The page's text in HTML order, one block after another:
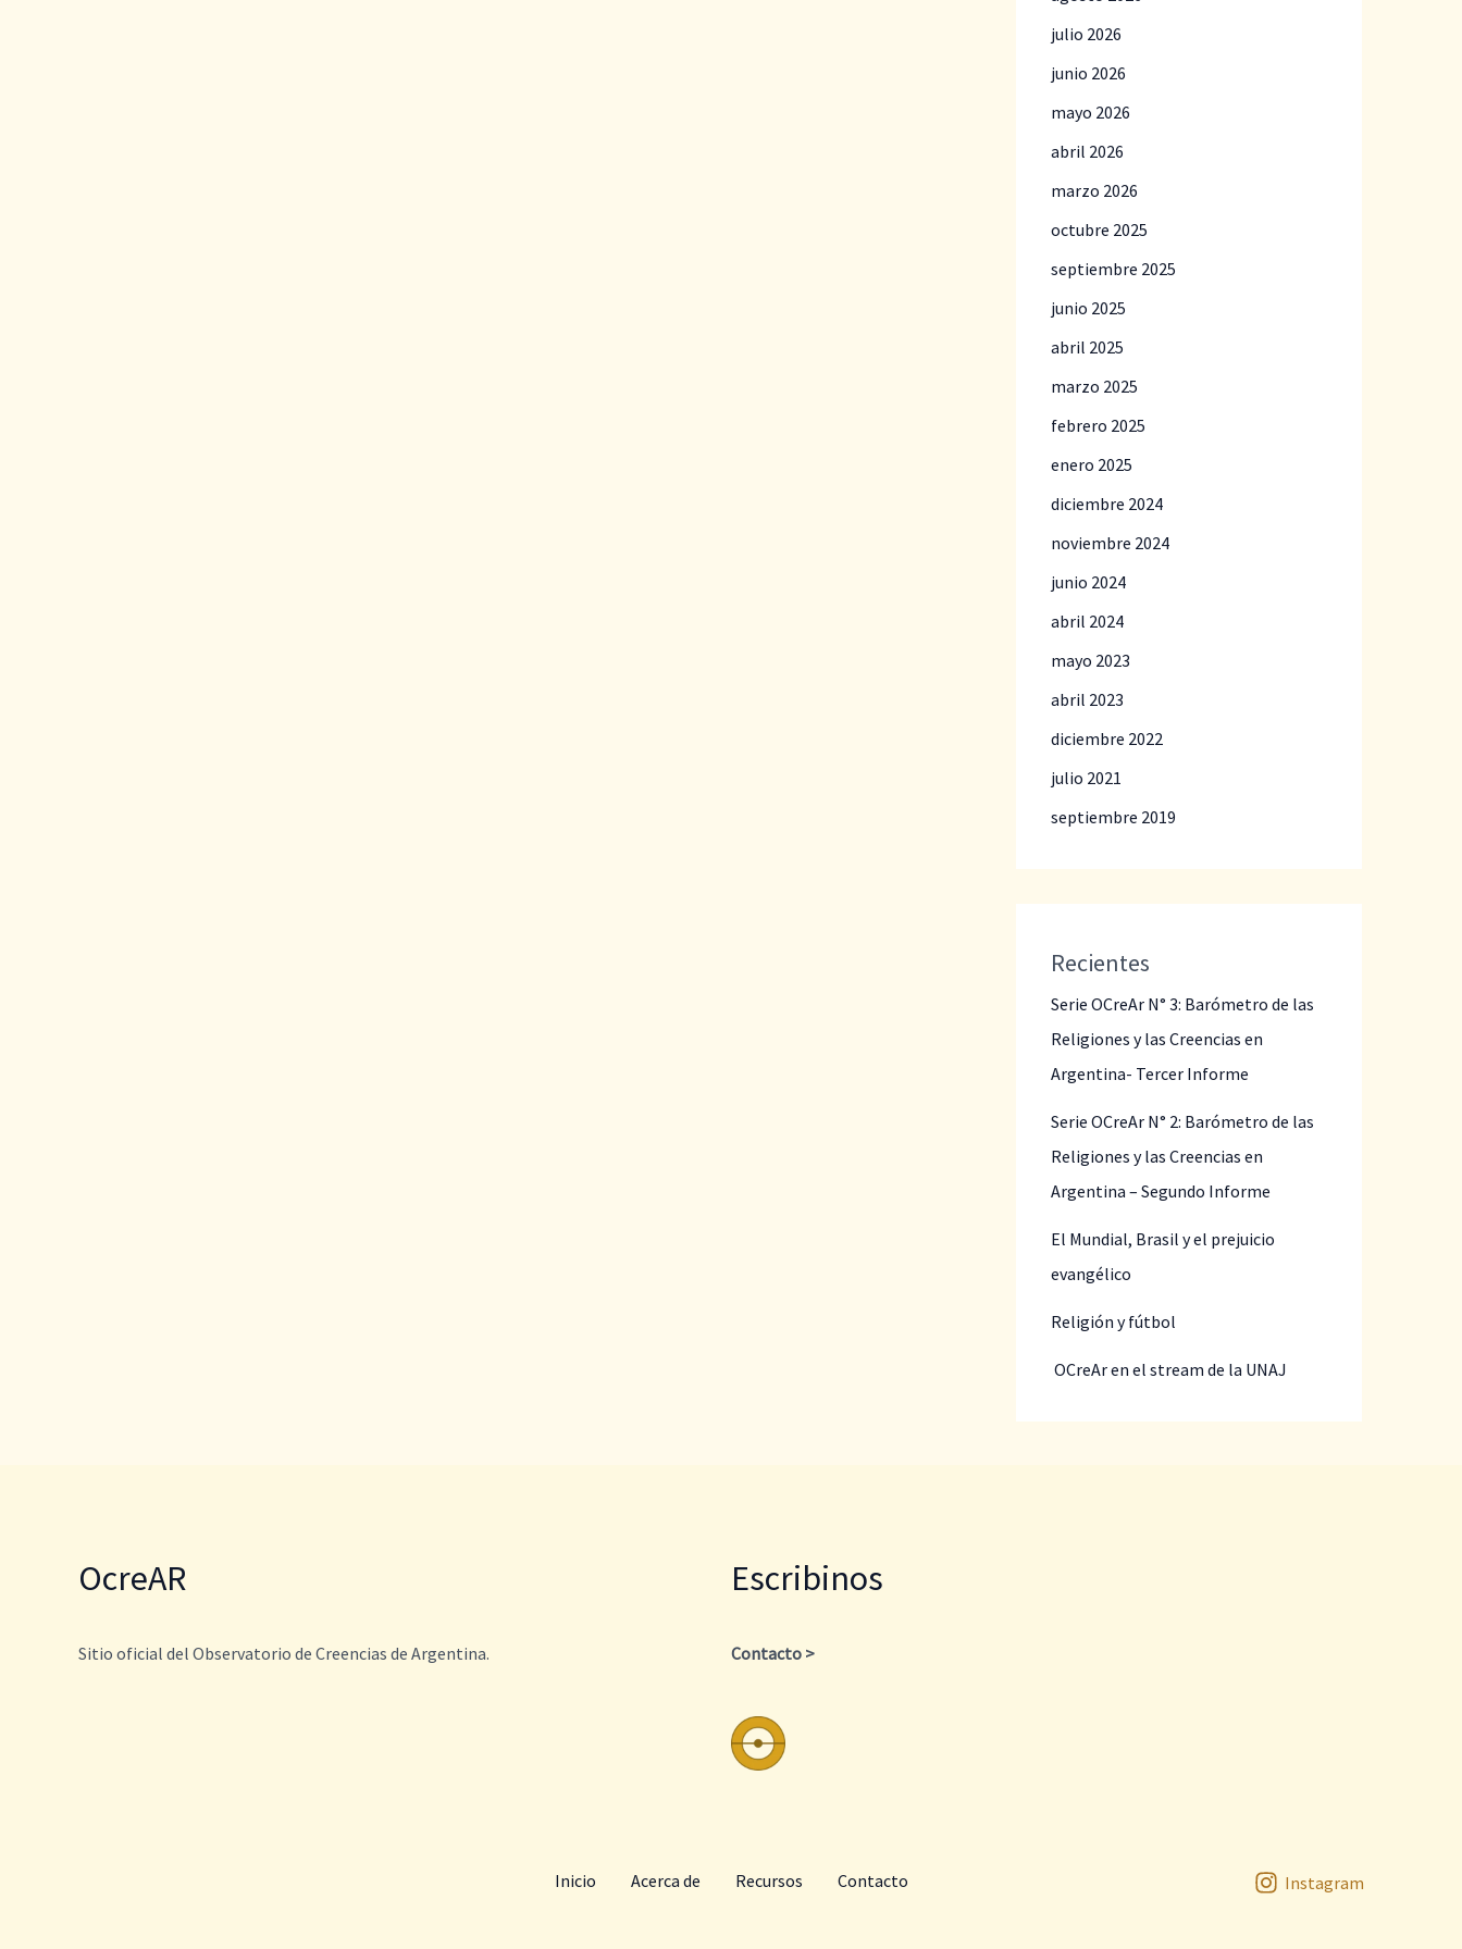
julio 2026
junio 2026
mayo 2026
abril 2026
marzo 2026
octubre 2025
septiembre 2025
junio 2025
abril 2025
marzo 2025
febrero 2025
enero 2025
diciembre 2024
noviembre 2024
junio 2024
abril 2024
mayo 2023
abril 2023
diciembre 2022
julio 2021
septiembre 2019
Recientes
Serie OCreAr N° 3: Barómetro de las
Religiones y las Creencias en
Argentina- Tercer Informe
Serie OCreAr N° 2: Barómetro de las
Religiones y las Creencias en
Argentina – Segundo Informe
El Mundial, Brasil y el prejuicio
evangélico
Religión y fútbol
OCreAr en el stream de la UNAJ
OcreAR
Sitio oficial del Observatorio de Creencias de Argentina.
Escribinos
Contacto >
Inicio Acerca de Recursos Contacto Instagram